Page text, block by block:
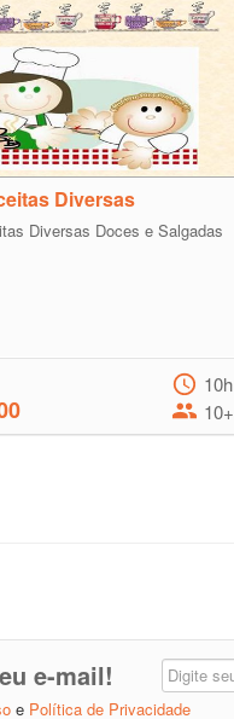
Diversas
Diversas Doces e Salgadas
10h
10+
e-mail!
e Política de Privacidade